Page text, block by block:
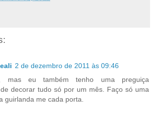
2 de dezembro de 2011 às 09:46
mas eu também tenho uma preguiça
decorar tudo só por um mês. Faço só uma
guirlanda me cada porta.